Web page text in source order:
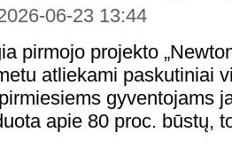
06-23 13:44
pirmojo projekto
atliekami paskutiniai
gyventojams
apie 80 proc. būstų,